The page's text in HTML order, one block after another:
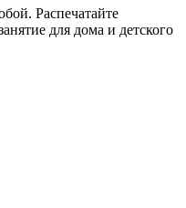
Распечатайте
для дома и детского